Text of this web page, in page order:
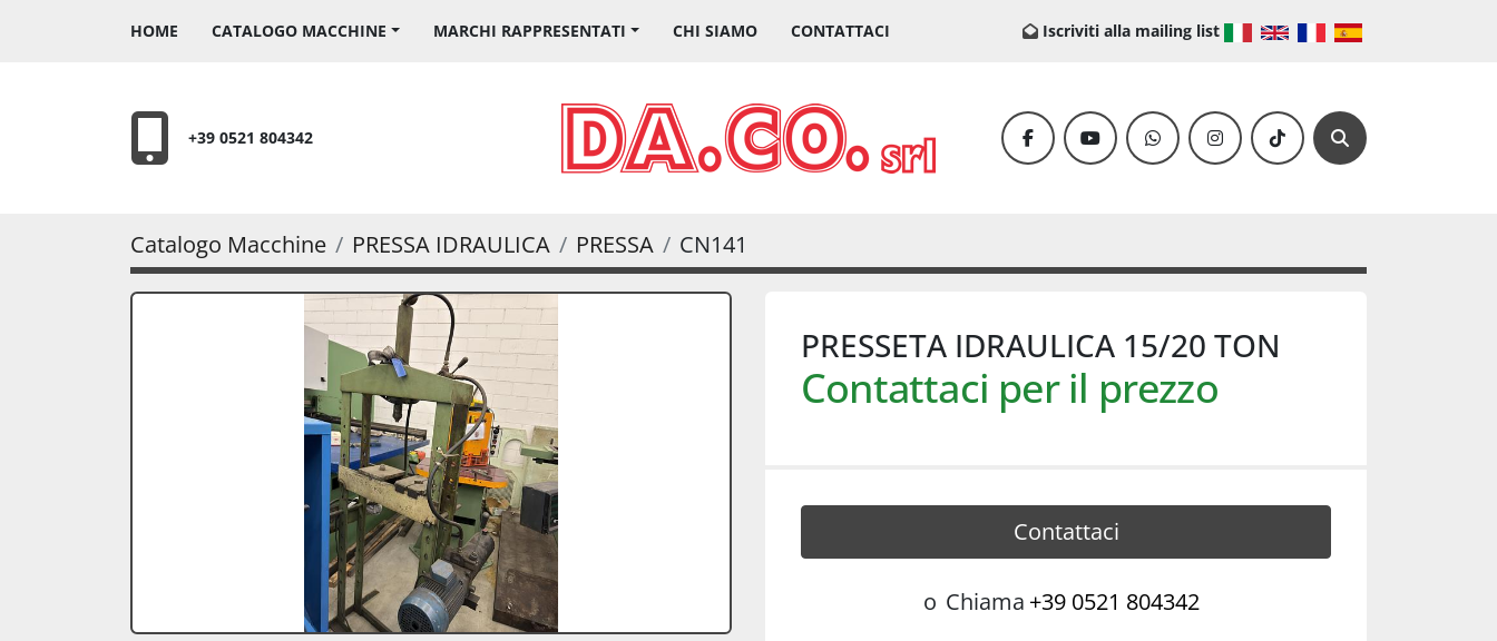
HOME CATALOGO MACCHINE MARCHI RAPPRESENTATI CHI SIAMO CONTATTACI Iscriviti alla mailing list
+39 0521 804342 facebookyoutubewhatsappinstagramtiktok Cerca
Catalogo Macchine PRESSA IDRAULICA PRESSA CN141
PRESSETA IDRAULICA 15/20 TON
Contattaci per il prezzo
Contattaci
o Chiama +39 0521 804342